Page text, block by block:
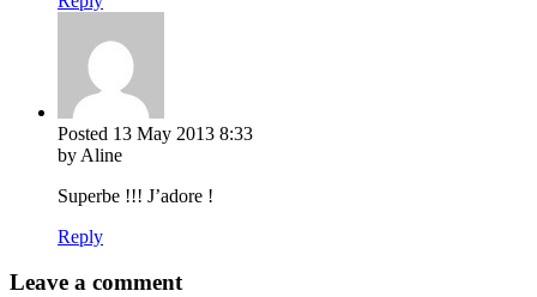
Posted 13 May 2013 8:33
by Aline
Superbe !!! J’adore !
Reply
Leave a comment